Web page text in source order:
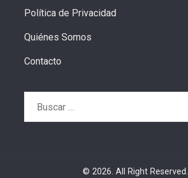
Política de Privacidad
Quiénes Somos
Contacto
© 2026. All Right Reserved.